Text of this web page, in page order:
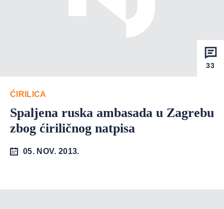
33
ĆIRILICA
Spaljena ruska ambasada u Zagrebu
zbog ćiriličnog natpisa
05. NOV. 2013.